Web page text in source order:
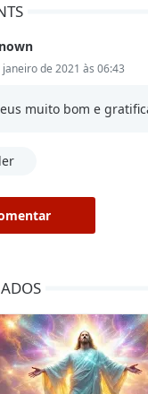
janeiro de 2021 às 06:43
muito bom e